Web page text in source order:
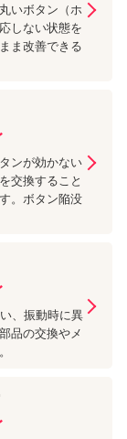
いボタン（ホ
しない状態を
ま改善できる
ンが効かない
交換すること
。ボタン陥没
、振動時に異
品の交換やメ